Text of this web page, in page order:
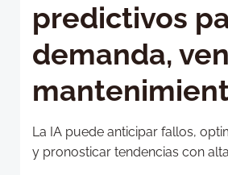
predictivos
demanda,
La IA puede anticipar fallos,
y pronosticar tendencias con